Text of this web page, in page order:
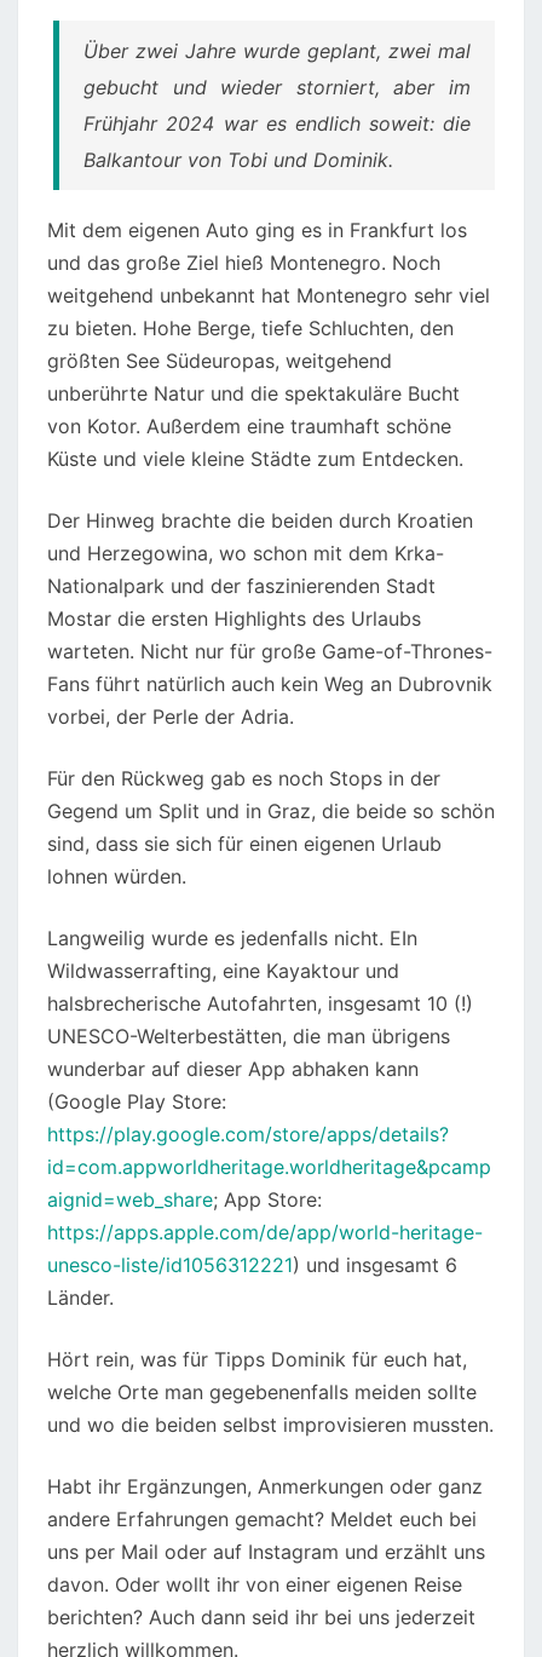
Über zwei Jahre wurde geplant, zwei mal
gebucht und wieder storniert, aber im
Frühjahr 2024 war es endlich soweit: die
Balkantour von Tobi und Dominik.
Mit dem eigenen Auto ging es in Frankfurt los
und das große Ziel hieß Montenegro. Noch
weitgehend unbekannt hat Montenegro sehr viel
zu bieten. Hohe Berge, tiefe Schluchten, den
größten See Südeuropas, weitgehend
unberührte Natur und die spektakuläre Bucht
von Kotor. Außerdem eine traumhaft schöne
Küste und viele kleine Städte zum Entdecken.
Der Hinweg brachte die beiden durch Kroatien
und Herzegowina, wo schon mit dem Krka-
Nationalpark und der faszinierenden Stadt
Mostar die ersten Highlights des Urlaubs
warteten. Nicht nur für große Game-of-Thrones-
Fans führt natürlich auch kein Weg an Dubrovnik
vorbei, der Perle der Adria.
Für den Rückweg gab es noch Stops in der
Gegend um Split und in Graz, die beide so schön
sind, dass sie sich für einen eigenen Urlaub
lohnen würden.
Langweilig wurde es jedenfalls nicht. EIn
Wildwasserrafting, eine Kayaktour und
halsbrecherische Autofahrten, insgesamt 10 (!)
UNESCO-Welterbestätten, die man übrigens
wunderbar auf dieser App abhaken kann
(Google Play Store:
https://play.google.com/store/apps/details?
id=com.appworldheritage.worldheritage&pcamp
aignid=web_share; App Store:
https://apps.apple.com/de/app/world-heritage-
unesco-liste/id1056312221) und insgesamt 6
Länder.
Hört rein, was für Tipps Dominik für euch hat,
welche Orte man gegebenenfalls meiden sollte
und wo die beiden selbst improvisieren mussten.
Habt ihr Ergänzungen, Anmerkungen oder ganz
andere Erfahrungen gemacht? Meldet euch bei
uns per Mail oder auf Instagram und erzählt uns
davon. Oder wollt ihr von einer eigenen Reise
berichten? Auch dann seid ihr bei uns jederzeit
herzlich willkommen.